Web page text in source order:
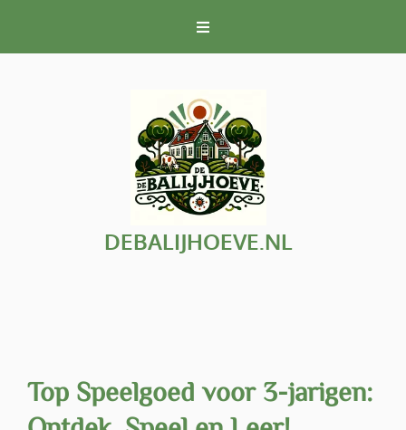
inhoud
DEBALIJHOEVE.NL
Top Speelgoed voor 3-jarigen: